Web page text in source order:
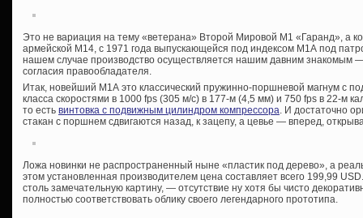
Это не вариация на тему «ветерана» Второй Мировой М1 «Гаранд», а
армейской М14, с 1971 года выпускающейся под индексом М1А под
нашем случае производство осуществляется нашим давним знакомым
согласия правообладателя.
Итак, новейший М1А это классический пружинно-поршневой магнум с
класса скоростями в 1000 fps (305 м/с) в 177-м (4,5 мм) и 750 fps в 22-м
то есть винтовка с подвижным цилиндром компрессора . И достаточно
стакан с поршнем сдвигаются назад, к зацепу, а цевье — вперед,
Ложа новинки не распространенный ныне «пластик под дерево», а
этом установленная производителем цена составляет всего 199,99
столь замечательную картину, — отсутствие ну хотя бы чисто
полностью соответствовать облику своего легендарного прототипа.